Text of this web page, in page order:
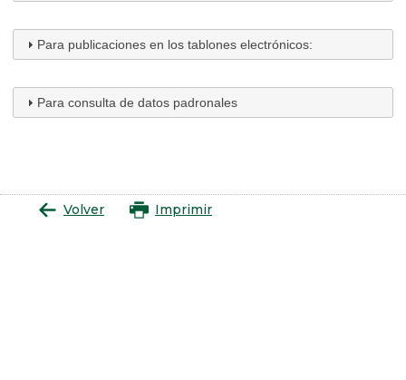
Para publicaciones en los tablones electrónicos:
Para consulta de datos padronales
Volver Imprimir